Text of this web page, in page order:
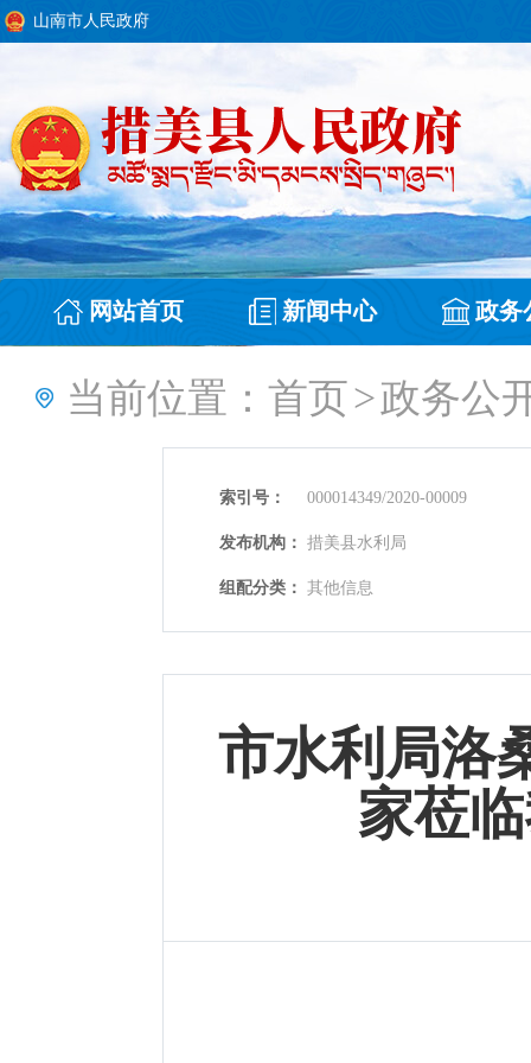
山南市人民政府
网站首页 新闻中心 政务
当前位置： 首页>政务公
索引号： 000014349/2020-00009
发布机构： 措美县水利局
组配分类： 其他信息
市水利局洛
家莅